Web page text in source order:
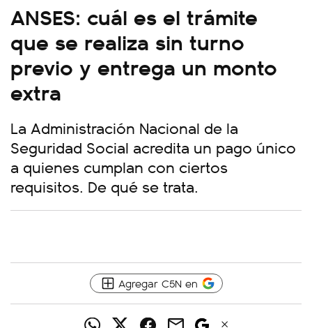
ANSES: cuál es el trámite
que se realiza sin turno
previo y entrega un monto
extra
La Administración Nacional de la
Seguridad Social acredita un pago único
a quienes cumplan con ciertos
requisitos. De qué se trata.
Agregar C5N en